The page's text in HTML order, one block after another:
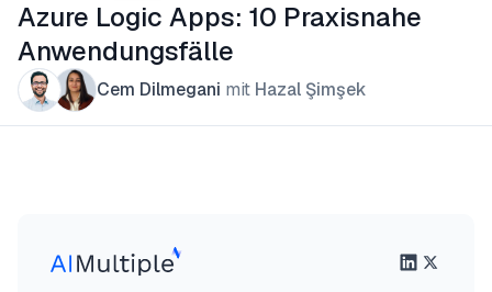
Azure Logic Apps: 10 Praxisnahe
Anwendungsfälle
Cem Dilmegani mit Hazal Şimşek